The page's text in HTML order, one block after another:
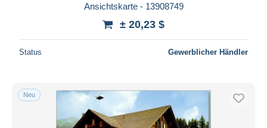
Ansichtskarte - 13908749
± 20,23 $
Status Gewerblicher Händler
Neu